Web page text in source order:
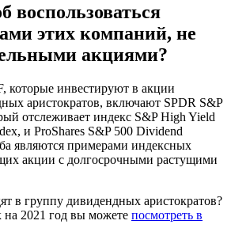
воспользоваться
этих компаний, не
акциями?
инвестируют в акции
аристократов, включают SPDR S&P
отслеживает индекс S&P High Yield
и ProShares S&P 500 Dividend
являются примерами индексных
акции с долгосрочными растущими
в группу дивидендных аристократов?
2021 год вы можете посмотреть в